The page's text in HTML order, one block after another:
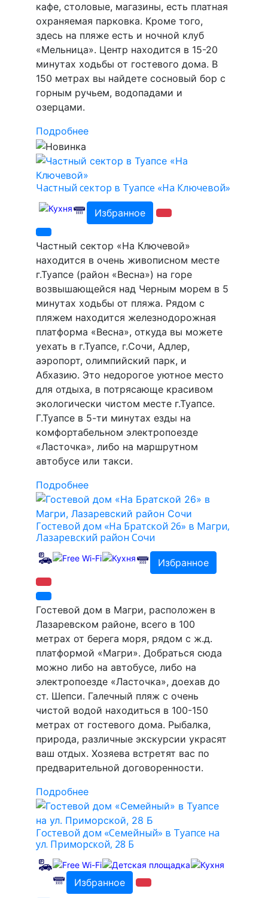
кафе, столовые, магазины, есть платная
охраняемая парковка. Кроме того,
здесь на пляже есть и ночной клуб
«Мельница». Центр находится в 15-20
минутах ходьбы от гостевого дома. В
150 метрах вы найдете сосновый бор с
горным ручьем, водопадами и
озерцами.
Подробнее
Частный сектор в Туапсе «На Ключевой»
Избранное
Частный сектор «На Ключевой»
находится в очень живописном месте
г.Туапсе (район «Весна») на горе
возвышающейся над Черным морем в 5
минутах ходьбы от пляжа. Рядом с
пляжем находится железнодорожная
платформа «Весна», откуда вы можете
уехать в г.Туапсе, г.Сочи, Адлер,
аэропорт, олимпийский парк, и
Абхазию. Это недорогое уютное место
для отдыха, в потрясающе красивом
экологически чистом месте г.Туапсе.
Г.Туапсе в 5-ти минутах езды на
комфортабельном электропоезде
«Ласточка», либо на маршрутном
автобусе или такси.
Подробнее
Гостевой дом «На Братской 26» в Магри,
Лазаревский район Сочи
Избранное
Гостевой дом в Магри, расположен в
Лазаревском районе, всего в 100
метрах от берега моря, рядом с ж.д.
платформой «Магри». Добраться сюда
можно либо на автобусе, либо на
электропоезде «Ласточка», доехав до
ст. Шепси. Галечный пляж с очень
чистой водой находиться в 100-150
метрах от гостевого дома. Рыбалка,
природа, различные экскурсии украсят
ваш отдых. Хозяева встретят вас по
предварительной договоренности.
Подробнее
Гостевой дом «Семейный» в Туапсе на
ул. Приморской, 28 Б
Избранное